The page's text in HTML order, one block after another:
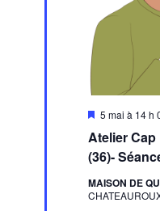
Atelier
(36)-
Mis
avant
5 mai à 14 h
MAISON DE